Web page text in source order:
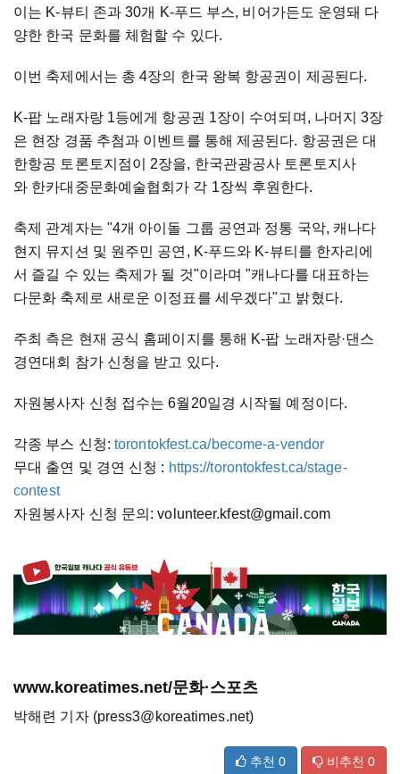
이는 K-뷰티 존과 30개 K-푸드 부스, 비어가든도 운영돼 다
양한 한국 문화를 체험할 수 있다.
이번 축제에서는 총 4장의 한국 왕복 항공권이 제공된다.
K-팝 노래자랑 1등에게 항공권 1장이 수여되며, 나머지 3장
은 현장 경품 추첨과 이벤트를 통해 제공된다. 항공권은 대
한항공 토론토지점이 2장을, 한국관광공사 토론토지사
와 한카대중문화예술협회가 각 1장씩 후원한다.
축제 관계자는 "4개 아이돌 그룹 공연과 정통 국악, 캐나다
현지 뮤지션 및 원주민 공연, K-푸드와 K-뷰티를 한자리에
서 즐길 수 있는 축제가 될 것"이라며 "캐나다를 대표하는
다문화 축제로 새로운 이정표를 세우겠다"고 밝혔다.
주최 측은 현재 공식 홈페이지를 통해 K-팝 노래자랑·댄스
경연대회 참가 신청을 받고 있다.
자원봉사자 신청 접수는 6월20일경 시작될 예정이다.
각종 부스 신청: torontokfest.ca/become-a-vendor
무대 출연 및 경연 신청 : https://torontokfest.ca/stage-
contest
자원봉사자 신청 문의: volunteer.kfest@gmail.com
www.koreatimes.net/문화·스포츠
박해련 기자 (press3@koreatimes.net)
추천 0 비추천 0